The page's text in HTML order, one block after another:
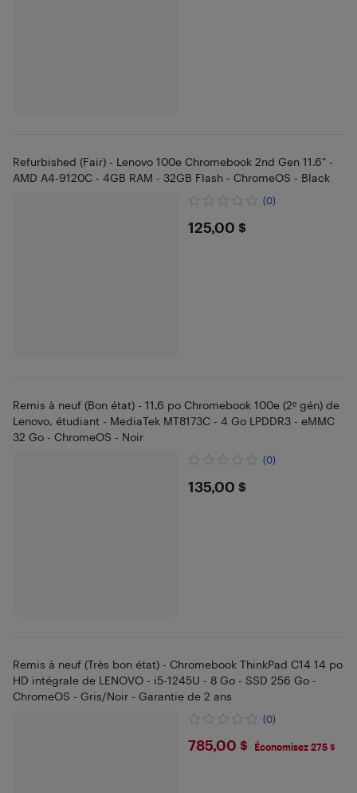
Refurbished (Fair) - Lenovo 100e Chromebook 2nd Gen 11.6" -
AMD A4-9120C - 4GB RAM - 32GB Flash - ChromeOS - Black
(0)
$125
125,00 $
Remis à neuf (Bon état) - 11,6 po Chromebook 100e (2ᵉ gén) de
Lenovo, étudiant - MediaTek MT8173C - 4 Go LPDDR3 - eMMC
32 Go - ChromeOS - Noir
(0)
$135
135,00 $
Remis à neuf (Très bon état) - Chromebook ThinkPad C14 14 po
HD intégrale de LENOVO - i5-1245U - 8 Go - SSD 256 Go -
ChromeOS - Gris/Noir - Garantie de 2 ans
(0)
$785
785,00 $ Économisez 275 $